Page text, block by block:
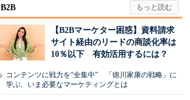
B2B
【B2Bマーケター困惑】資料請求
サイト経由のリードの商談化率は
10％以下 有効活用するには？
コンテンツに戦力を“全集中” 「徳川家康の戦略」に
学ぶ、いま必要なマーケティングとは